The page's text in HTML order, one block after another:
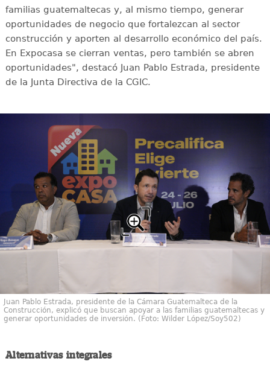
familias guatemaltecas y, al mismo tiempo, generar
oportunidades de negocio que fortalezcan al sector
construcción y aporten al desarrollo económico del país.
En Expocasa se cierran ventas, pero también se abren
oportunidades", destacó Juan Pablo Estrada, presidente
de la Junta Directiva de la CGIC.
Juan Pablo Estrada, presidente de la Cámara Guatemalteca de la
Construcción, explicó que buscan apoyar a las familias guatemaltecas y
generar oportunidades de inversión. (Foto: Wilder López/Soy502)
Alternativas integrales